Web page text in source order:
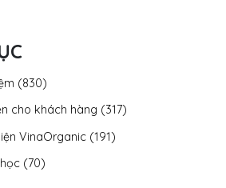
(830)
cho khách hàng (317)
VinaOrganic (191)
(70)